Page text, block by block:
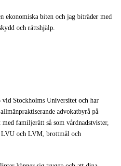
ekonomiska biten och jag biträder med
och rättshjälp.
vid Stockholms Universitet och har
advokatbyrå på
familjerätt så som vårdnadstvister,
LVU och LVM, brottmål och